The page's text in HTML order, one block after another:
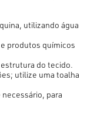
utilizando água
produtos químicos
do tecido.
utilize uma toalha
para